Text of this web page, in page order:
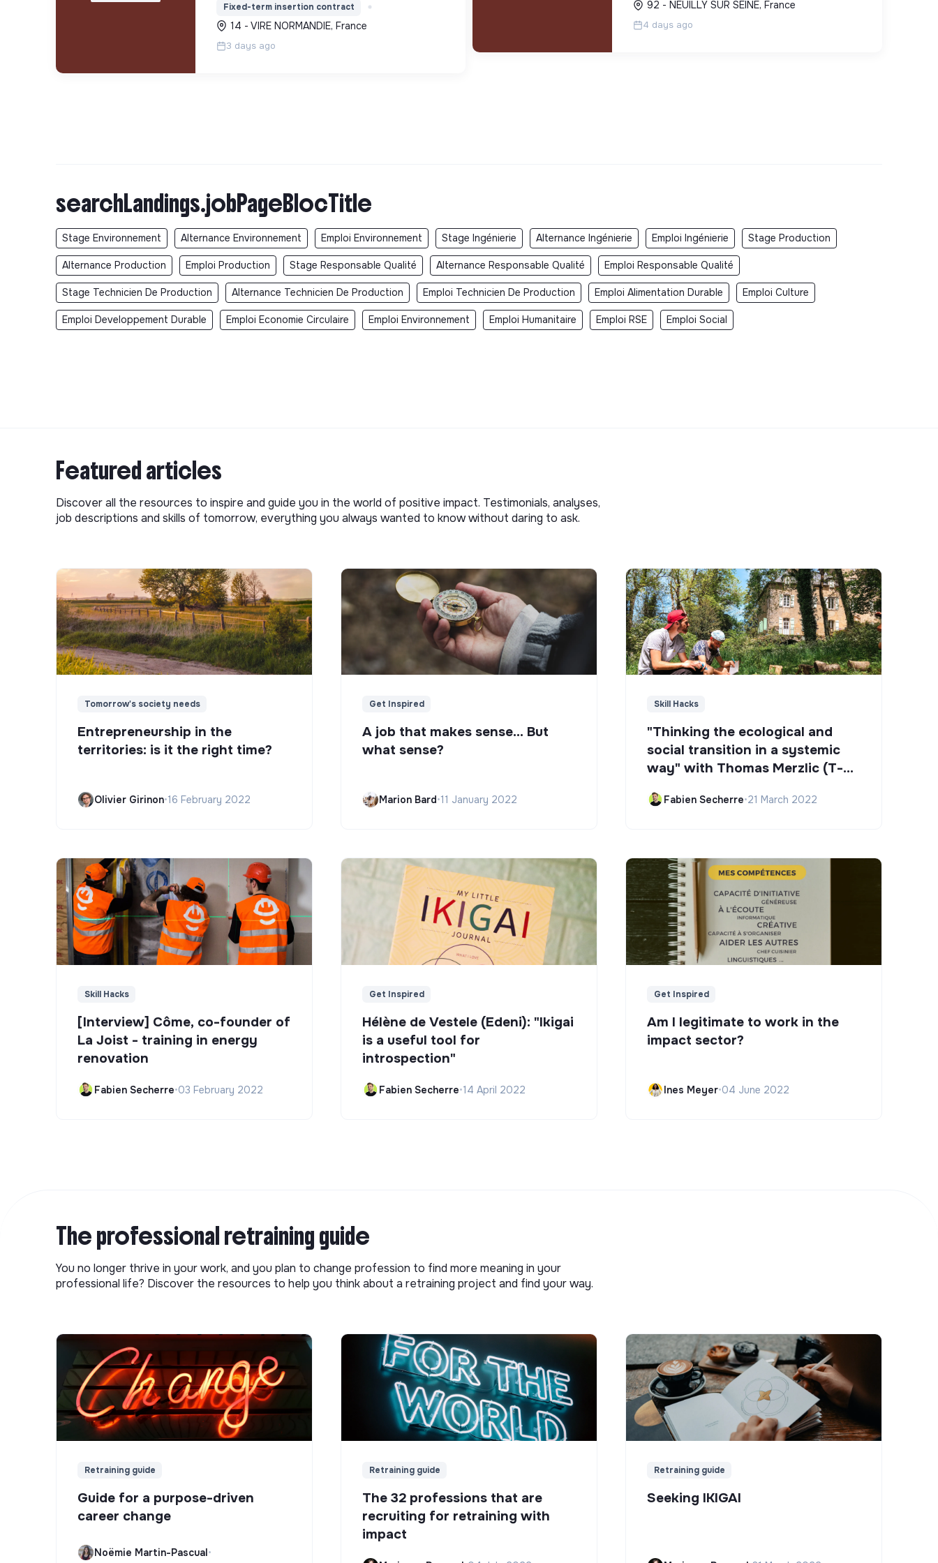
éloignées de l'emploi vers une autonomie
durable.
Fixed-term insertion contract
14 - VIRE NORMANDIE, France
3 days ago
à la conformité environnementale.
92 - NEUILLY SUR SEINE, France
4 days ago
searchLandings.jobPageBlocTitle
Stage Environnement Alternance Environnement Emploi Environnement Stage Ingénierie Alternance Ingénierie Emploi Ingénierie Stage Production
Alternance Production Emploi Production Stage Responsable Qualité Alternance Responsable Qualité Emploi Responsable Qualité
Stage Technicien De Production Alternance Technicien De Production Emploi Technicien De Production Emploi Alimentation Durable Emploi Culture
Emploi Developpement Durable Emploi Economie Circulaire Emploi Environnement Emploi Humanitaire Emploi RSE Emploi Social
Featured articles
Discover all the resources to inspire and guide you in the world of positive impact. Testimonials, analyses,
job descriptions and skills of tomorrow, everything you always wanted to know without daring to ask.
Tomorrow's society needs
Entrepreneurship in the
territories: is it the right time?
Olivier Girinon•16 February 2022
Get Inspired
A job that makes sense... But
what sense?
Marion Bard•11 January 2022
Skill Hacks
"Thinking the ecological and
social transition in a systemic
way" with Thomas Merzlic (T-
Fabien Secherre•21 March 2022
Skill Hacks
[Interview] Côme, co-founder of
La Joist - training in energy
renovation
Fabien Secherre•03 February 2022
Get Inspired
Hélène de Vestele (Edeni): "Ikigai
is a useful tool for
introspection"
Fabien Secherre•14 April 2022
Get Inspired
Am I legitimate to work in the
impact sector?
Ines Meyer•04 June 2022
The professional retraining guide
You no longer thrive in your work, and you plan to change profession to find more meaning in your
professional life? Discover the resources to help you think about a retraining project and find your way.
Retraining guide
Guide for a purpose-driven
career change
Noëmie Martin-Pascual•
Retraining guide
The 32 professions that are
recruiting for retraining with
impact
Retraining guide
Seeking IKIGAI